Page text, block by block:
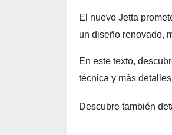
El nuevo Jetta
un diseño renovado,
En este texto,
técnica y más
Descubre también